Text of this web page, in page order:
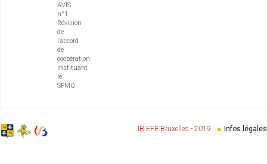
AVIS
n°1
Révision
de
l’accord
de
coopération
instituant
le
SFMQ
IB EFE Bruxelles - 2019 Infos légales